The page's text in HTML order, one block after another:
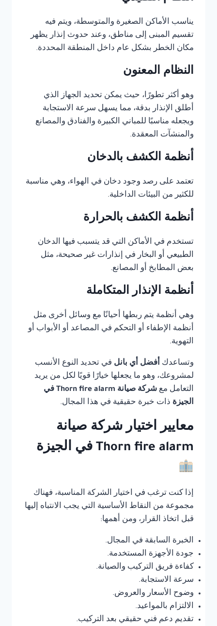
يناسب الأماكن الصغيرة والمتوسطة، ويتم فيه
تقسيم المبنى إلى مناطق، وعند حدوث إنذار يظهر
مكان الخطر بشكل عام داخل المنطقة المحددة.
النظام المعنون
وهو أكثر تطورًا، حيث يمكن تحديد الجهاز الذي
أطلق الإنذار بدقة، مما يسهل سرعة الاستجابة
ويجعله مناسبًا للمباني الكبيرة والفنادق والمصانع
والمنشآت المعقدة.
أنظمة الكشف بالدخان
تعتمد على رصد وجود دخان في الهواء، وهي مناسبة
للكثير من البيئات الداخلية.
أنظمة الكشف بالحرارة
تستخدم في الأماكن التي قد يتسبب فيها الدخان
الطبيعي أو البخار في إنذارات غير صحيحة، مثل
بعض المطابخ أو المصانع.
أنظمة الإنذار المتكاملة
وهي أنظمة يتم ربطها أحيانًا مع وسائل أخرى مثل
أنظمة الإطفاء أو التحكم في المصاعد أو الأبواب أو
التهوية.
وتساعدك أفضل أي بانل في تحديد النوع الأنسب
لمشروعك، وهو ما يجعلها خيارًا قويًا لكل من يريد
التعامل مع
شركة صيانة Thorn fire alarm في
الجيزة ذات خبرة حقيقية في هذا المجال.
معايير اختيار شركة صيانة
Thorn fire alarm في الجيزة
إذا كنت ترغب في اختيار الشركة المناسبة، فهناك
مجموعة من النقاط الأساسية التي يجب الانتباه إليها
قبل اتخاذ القرار، ومن أهمها:
الخبرة السابقة في المجال.
جودة الأجهزة المستخدمة.
كفاءة فريق التركيب والصيانة.
سرعة الاستجابة.
وضوح الأسعار والعروض.
الالتزام بالمواعيد.
تقديم دعم فني حقيقي بعد التركيب.